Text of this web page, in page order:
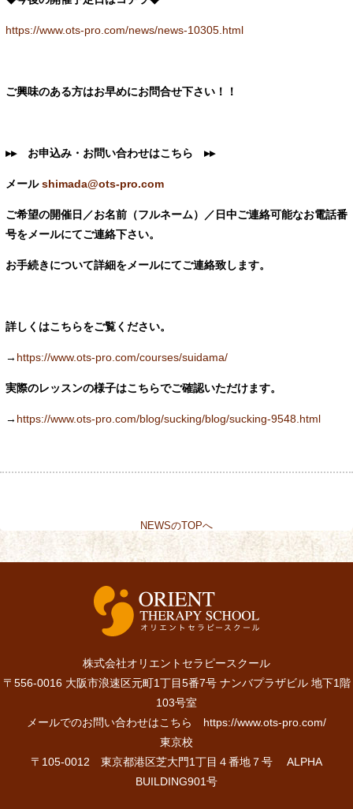
https://www.ots-pro.com/news/news-10305.html
ご興味のある方はお早めにお問合せ下さい！！
▸▸ お申込み・お問い合わせはこちら ▸▸
メールshimada@ots-pro.com
ご希望の開催日／お名前（フルネーム）／日中ご連絡可能なお電話番
号をメールにてご連絡下さい。
お手続きについて詳細をメールにてご連絡致します。
詳しくはこちらをご覧ください。
→ https://www.ots-pro.com/courses/suidama/
実際のレッスンの様子はこちらでご確認いただけます。
→ https://www.ots-pro.com/blog/sucking/blog/sucking-9548.html
NEWSのTOPへ
株式会社オリエントセラピースクール
〒556-0016 大阪市浪速区元町1丁目5番7号 ナンバプラザビル 地下1階
103号室
メールでのお問い合わせはこちら
https://www.ots-pro.com/
東京校
〒105-0012 東京都港区芝大門1丁目４番地７号 ALPHA
BUILDING901号